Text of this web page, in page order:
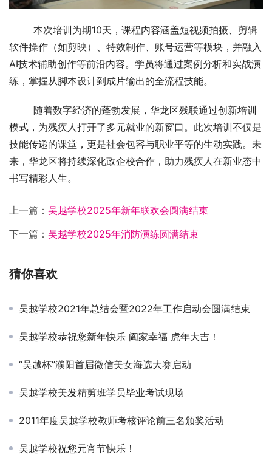
本次培训为期10天，课程内容涵盖短视频拍摄、剪辑
软件操作（如剪映）、特效制作、账号运营等模块，并融入
AI技术辅助创作等前沿内容。学员将通过案例分析和实战演
练，掌握从脚本设计到成片输出的全流程技能。
随着数字经济的蓬勃发展，华龙区残联通过创新培训
模式，为残疾人打开了多元就业的新窗口。此次培训不仅是
技能传递的课堂，更是社会包容与职业平等的生动实践。未
来，华龙区将持续深化政企校合作，助力残疾人在新业态中
书写精彩人生。
上一篇： 吴越学校2025年新年联欢会圆满结束
下一篇： 吴越学校2025年消防演练圆满结束
猜你喜欢
吴越学校2021年总结会暨2022年工作启动会圆满结束
吴越学校恭祝您新年快乐 阖家幸福 虎年大吉！
“吴越杯”濮阳首届微信美女海选大赛启动
吴越学校美发精剪班学员毕业考试现场
2011年度吴越学校教师考核评论前三名颁奖活动
吴越学校祝您元宵节快乐！